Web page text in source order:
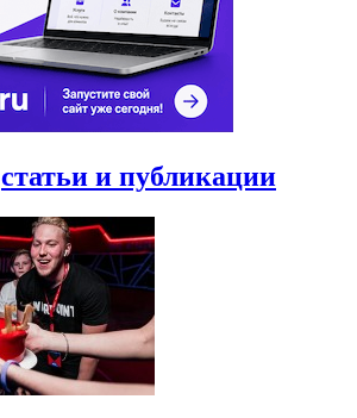
статьи и публикации